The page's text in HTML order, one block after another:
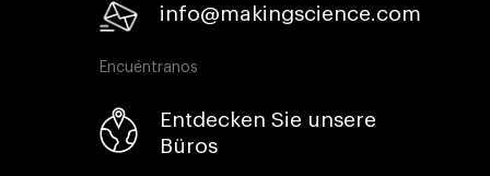
info@makingscience.com
Encuéntranos
Entdecken Sie unsere
Büros